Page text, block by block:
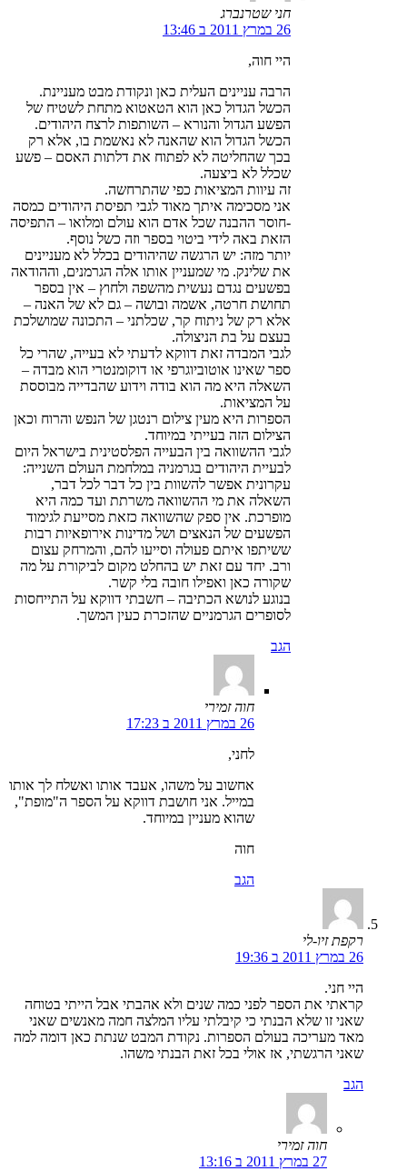
חני שטרנברג
26 במרץ 2011 ב 13:46
היי חוה,
הרבה עניינים העלית כאן ונקודת מבט מעניינת.
הכשל הגדול כאן הוא הטאטוא מתחת לשטיח של
הפשע הגדול והנורא – השותפות לרצח היהודים.
הכשל הגדול הוא שהאנה לא נאשמת בו, אלא רק
בכך שהחליטה לא לפתוח את דלתות האסם – פשע
שכלל לא ביצעה.
זה עיוות המציאות כפי שהתרחשה.
אני מסכימה איתך מאוד לגבי תפיסת היהודים כמסה
-חוסר ההבנה שכל אדם הוא עולם ומלואו – התפיסה
הזאת באה לידי ביטוי בספר וזה כשל נוסף.
יותר מזה: יש הרגשה שהיהודים בכלל לא מעניינים
את שלינק. מי שמעניין אותו אלה הגרמנים, וההודאה
בפשעים נגדם נעשית מהשפה ולחוץ – אין בספר
תחושת חרטה, אשמה ובושה – גם לא של האנה –
אלא רק של ניתוח קר, שכלתני – התכונה שמושלכת
בעצם על בת הניצולה.
לגבי המבדה זאת דווקא לדעתי לא בעייה, שהרי כל
ספר שאינו אוטוביוגרפי או דוקומנטרי הוא מבדה –
השאלה היא מה הוא בודה וידוע שהבדייה מבוססת
על המציאות.
הספרות היא מעין צילום רנטגן של הנפש והרוח וכאן
הצילום הזה בעייתי במיוחד.
לגבי ההשוואה בין הבעייה הפלסטינית בישראל היום
לבעיית היהודים בגרמניה במלחמת העולם השנייה:
עקרונית אפשר להשוות בין כל דבר לכל דבר,
השאלה את מי ההשוואה משרתת ועד כמה היא
מופרכת. אין ספק שהשוואה כזאת מסייעת לגימוד
הפשעים של הנאצים ושל מדינות אירופאיות רבות
ששיתפו איתם פעולה וסייעו להם, והמרחק עצום
ורב. יחד עם זאת יש בהחלט מקום לביקורת על מה
שקורה כאן ואפילו חובה בלי קשר.
בנוגע לנושא הכתיבה – חשבתי דווקא על התייחסות
לסופרים הגרמניים שהזכרת כעין המשך.
הגב
חוה זמירי
26 במרץ 2011 ב 17:23
לחני,
אחשוב על משהו, אעבד אותו ואשלח לך אותו
במייל. אני חושבת דווקא על הספר ה"מופת",
שהוא מעניין במיוחד.
חוה
הגב
רקפת זיו-לי
26 במרץ 2011 ב 19:36
היי חני.
קראתי את הספר לפני כמה שנים ולא אהבתי אבל הייתי בטוחה
שאני זו שלא הבנתי כי קיבלתי עליו המלצה חמה מאנשים שאני
מאד מעריכה בעולם הספרות. נקודת המבט שנתת כאן דומה למה
שאני הרגשתי, אז אולי בכל זאת הבנתי משהו.
הגב
חוה זמירי
27 במרץ 2011 ב 13:16